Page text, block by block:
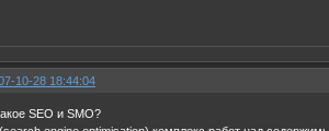
10-28 18:44:04
SEO и SMO?